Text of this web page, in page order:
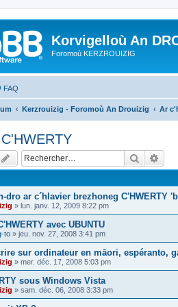
Korvigelloù An
Foromoù KERZROUIZIG
FAQ
Kerzrouizig - Foromoù An Drouizig Ar
dro ar c´hlavier brezhoneg C'HWERTY
» lun. janv. 12, 2009 8:22 pm
avec UBUNTU
to » jeu. nov. 27, 2008 3:41 pm
sur ordinateur en māori, espéranto,
» mer. déc. 17, 2008 5:03 pm
sous Windows Vista
» sam. déc. 06, 2008 3:33 pm